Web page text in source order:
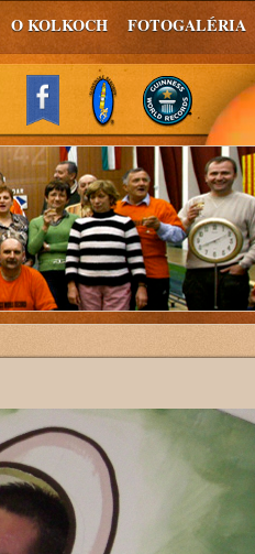
O KOLKOCH FOTOGALÉRIA